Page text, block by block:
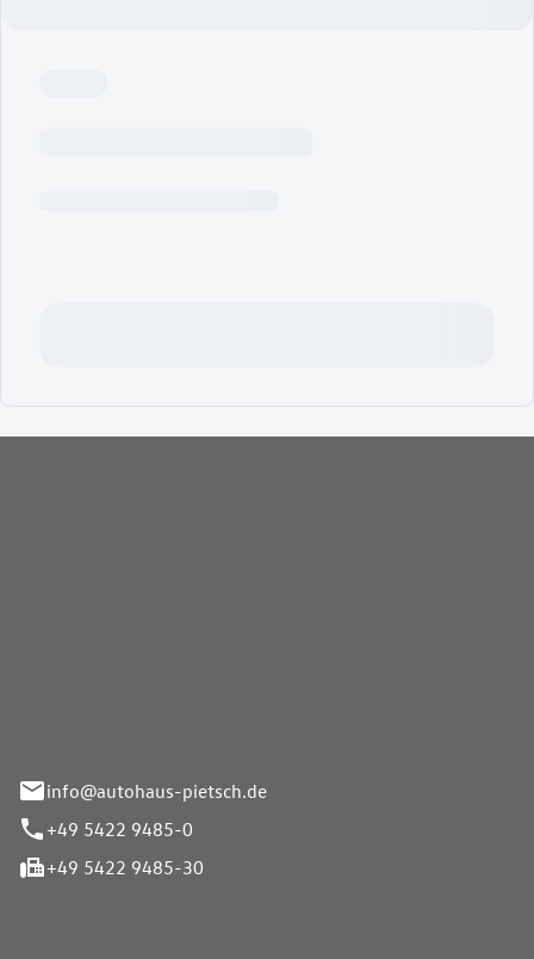
info@autohaus-pietsch.de
+49 5422 9485-0
+49 5422 9485-30